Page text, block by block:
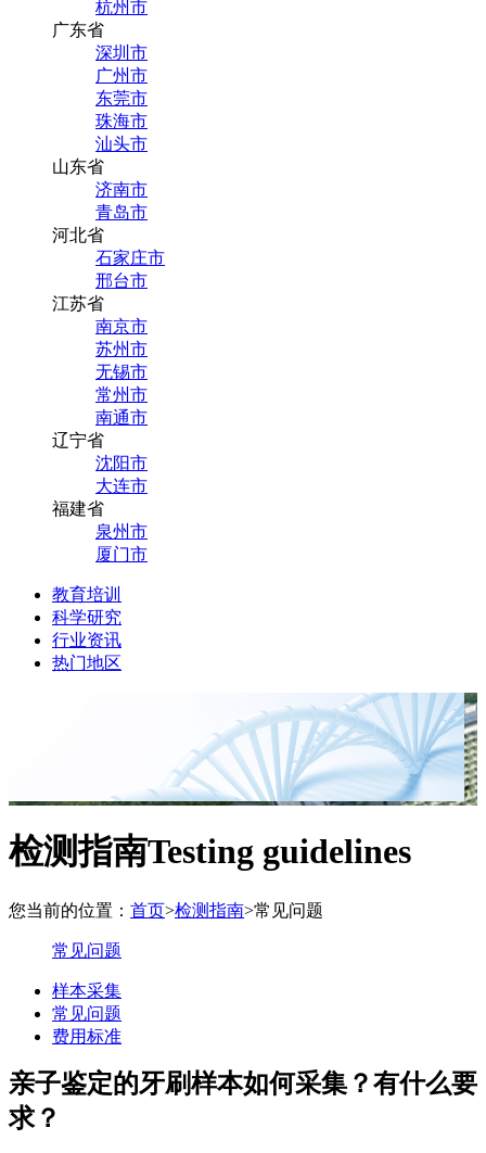
杭州市
广东省
深圳市
广州市
东莞市
珠海市
汕头市
山东省
济南市
青岛市
河北省
石家庄市
邢台市
江苏省
南京市
苏州市
无锡市
常州市
南通市
辽宁省
沈阳市
大连市
福建省
泉州市
厦门市
教育培训
科学研究
行业资讯
热门地区
检测指南Testing guidelines
您当前的位置： 首页>检测指南>常见问题
常见问题
样本采集
常见问题
费用标准
亲子鉴定的牙刷样本如何采集？有什么要
求？